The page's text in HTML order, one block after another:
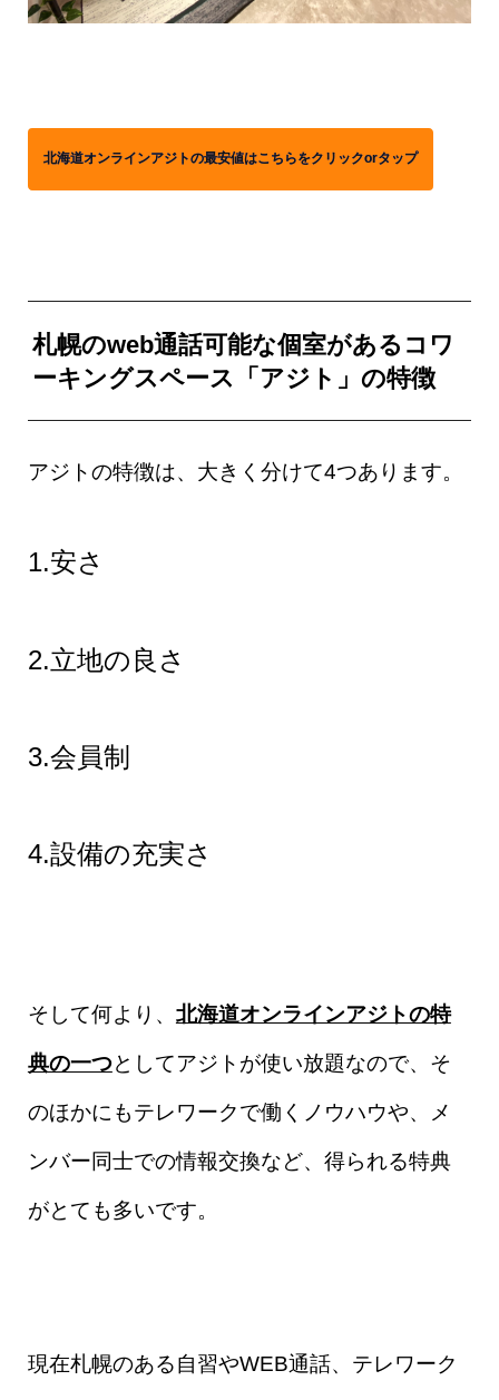
北海道オンラインアジトの最安値はこちらをクリックorタップ
札幌のweb通話可能な個室があるコワ
ーキングスペース「アジト」の特徴
アジトの特徴は、大きく分けて4つあります。
1.安さ
2.立地の良さ
3.会員制
4.設備の充実さ
そして何より、 北海道オンラインアジトの特
典の一つとしてアジトが使い放題なので、そ
のほかにもテレワークで働くノウハウや、メ
ンバー同士での情報交換など、得られる特典
がとても多いです。
現在札幌のある自習やWEB通話、テレワーク